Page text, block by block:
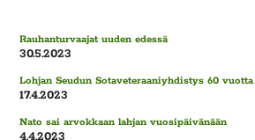
Rauhanturvaajat uuden edessä
30.5.2023
Lohjan Seudun Sotaveteraaniyhdistys 60 vuotta
17.4.2023
Nato sai arvokkaan lahjan vuosipäivänään